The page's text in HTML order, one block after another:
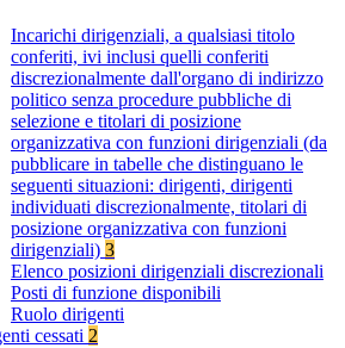
Incarichi dirigenziali, a qualsiasi titolo
conferiti, ivi inclusi quelli conferiti
discrezionalmente dall'organo di indirizzo
politico senza procedure pubbliche di
selezione e titolari di posizione
organizzativa con funzioni dirigenziali (da
pubblicare in tabelle che distinguano le
seguenti situazioni: dirigenti, dirigenti
individuati discrezionalmente, titolari di
posizione organizzativa con funzioni
dirigenziali) 3
Elenco posizioni dirigenziali discrezionali
Posti di funzione disponibili
Ruolo dirigenti
cessati 2